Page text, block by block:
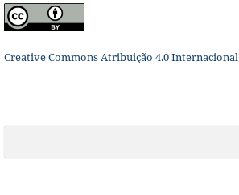
Creative Commons Atribuição 4.0 Internacional